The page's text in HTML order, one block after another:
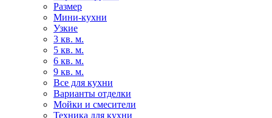
Размер
Мини-кухни
Узкие
3 кв. м.
5 кв. м.
6 кв. м.
9 кв. м.
Все для кухни
Варианты отделки
Мойки и смесители
Техника для кухни